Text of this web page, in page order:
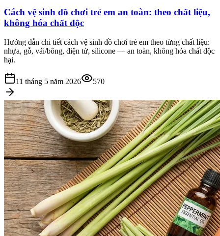
Cách vệ sinh đồ chơi trẻ em an toàn: theo chất liệu,
không hóa chất độc
Hướng dẫn chi tiết cách vệ sinh đồ chơi trẻ em theo từng chất liệu:
nhựa, gỗ, vải/bông, điện tử, silicone — an toàn, không hóa chất độc
hại.
11 tháng 5 năm 2026 570